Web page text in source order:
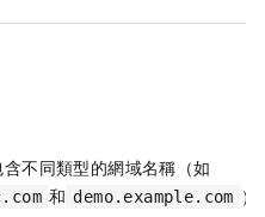
不同類型的網域名稱（如
和 demo.example.com ）